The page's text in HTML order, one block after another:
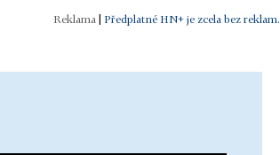
| Předplatné HN+ je zcela bez reklam.